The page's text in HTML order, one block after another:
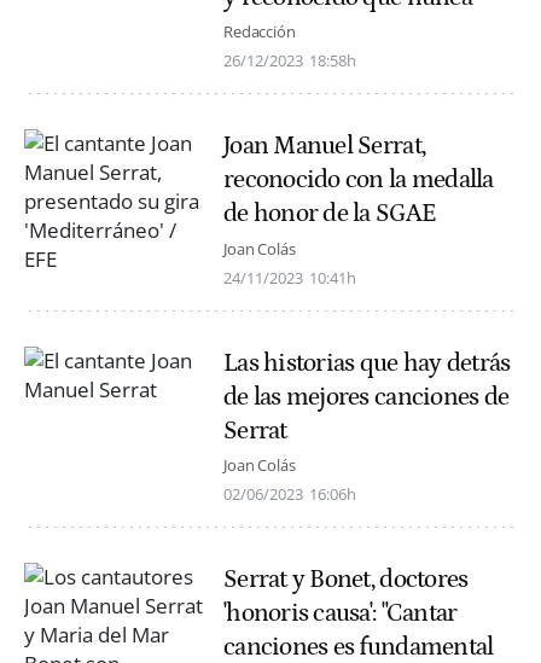
Redacción
26/12/2023 18:58h
Joan Manuel Serrat,
reconocido con la medalla
de honor de la SGAE
Joan Colás
24/11/2023 10:41h
Las historias que hay detrás
de las mejores canciones de
Serrat
Joan Colás
02/06/2023 16:06h
Serrat y Bonet, doctores
'honoris causa': "Cantar
canciones es fundamental